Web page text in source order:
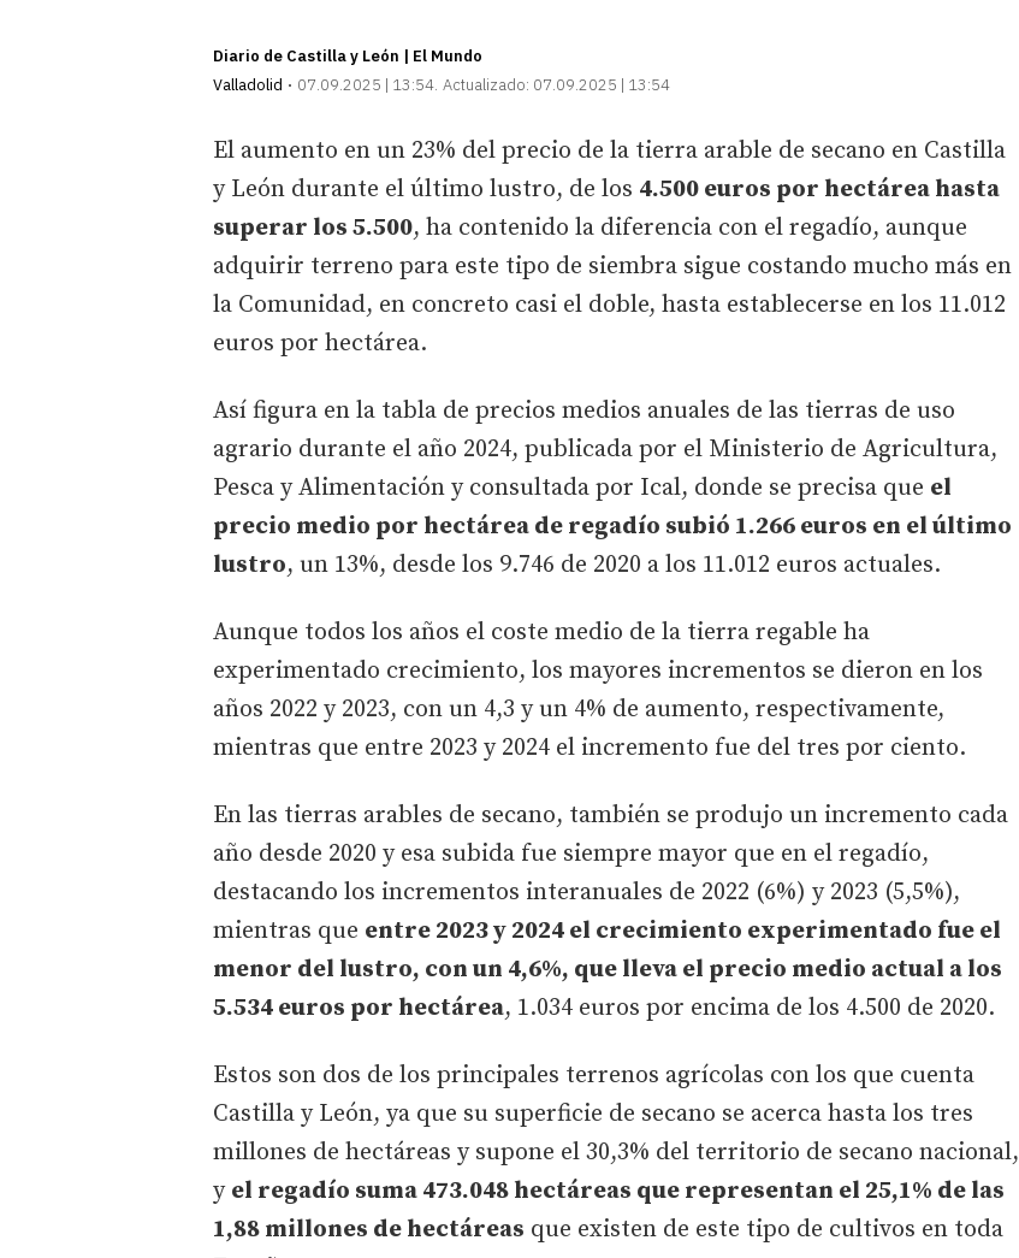
Diario de Castilla y León | El Mundo
Valladolid
07.09.2025 | 13:54 Actualizado: 07.09.2025 | 13:54
El aumento en un 23% del precio de la tierra arable de secano en Castilla
y León durante el último lustro, de los 4.500 euros por hectárea hasta
superar los 5.500, ha contenido la diferencia con el regadío, aunque
adquirir terreno para este tipo de siembra sigue costando mucho más en
la Comunidad, en concreto casi el doble, hasta establecerse en los 11.012
euros por hectárea.
Así figura en la tabla de precios medios anuales de las tierras de uso
agrario durante el año 2024, publicada por el Ministerio de Agricultura,
Pesca y Alimentación y consultada por Ical, donde se precisa que el
precio medio por hectárea de regadío subió 1.266 euros en el último
lustro, un 13%, desde los 9.746 de 2020 a los 11.012 euros actuales.
Aunque todos los años el coste medio de la tierra regable ha
experimentado crecimiento, los mayores incrementos se dieron en los
años 2022 y 2023, con un 4,3 y un 4% de aumento, respectivamente,
mientras que entre 2023 y 2024 el incremento fue del tres por ciento.
En las tierras arables de secano, también se produjo un incremento cada
año desde 2020 y esa subida fue siempre mayor que en el regadío,
destacando los incrementos interanuales de 2022 (6%) y 2023 (5,5%),
mientras que entre 2023 y 2024 el crecimiento experimentado fue el
menor del lustro, con un 4,6%, que lleva el precio medio actual a los
5.534 euros por hectárea, 1.034 euros por encima de los 4.500 de 2020.
Estos son dos de los principales terrenos agrícolas con los que cuenta
Castilla y León, ya que su superficie de secano se acerca hasta los tres
millones de hectáreas y supone el 30,3% del territorio de secano nacional,
y el regadío suma 473.048 hectáreas que representan el 25,1% de las
1,88 millones de hectáreas que existen de este tipo de cultivos en toda